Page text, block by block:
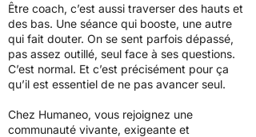
Être coach, c’est aussi traverser des hauts et
des bas. Une séance qui booste, une autre
qui fait douter. On se sent parfois dépassé,
pas assez outillé, seul face à ses questions.
C’est normal. Et c’est précisément pour ça
qu’il est essentiel de ne pas avancer seul.
Chez Humaneo, vous rejoignez une
communauté vivante, exigeante et